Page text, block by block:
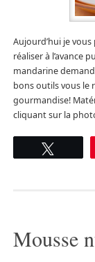
Aujourd’hui je
réaliser à l’avance
mandarine
bons outils vous le
gourmandise!
cliquant sur la
Mousse